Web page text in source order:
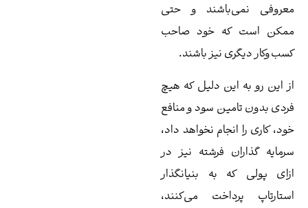
نمی‌باشند و حتی
است که خود صاحب
دیگری نیز باشند.
این رو به این دلیل که هیچ
بدون تامین سود و منافع
کاری را انجام نخواهد داد،
گذاران فرشته نیز در
پولی که به بنیانگذار
پرداخت می‌کنند،